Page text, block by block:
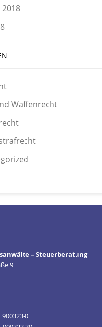
Waffenrecht
– Steuerberatung
9
900323-0